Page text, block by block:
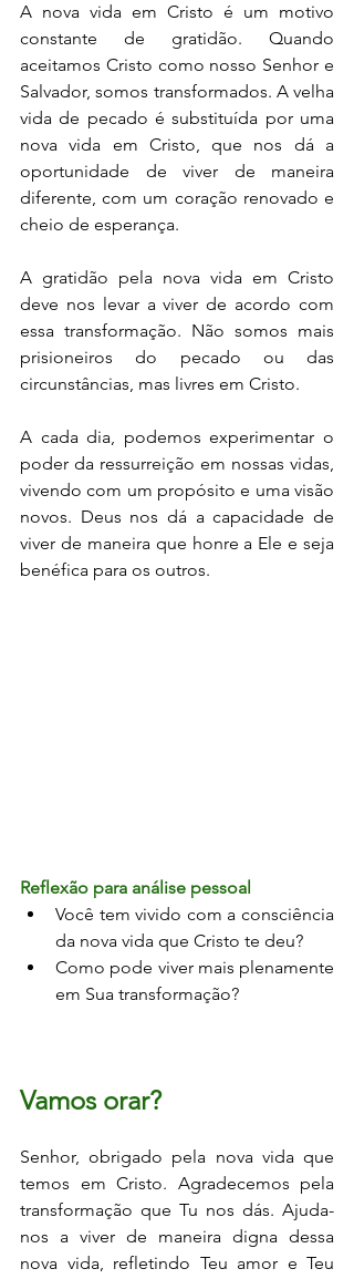
A nova vida em Cristo é um motivo
constante de gratidão. Quando
aceitamos Cristo como nosso Senhor e
Salvador, somos transformados. A velha
vida de pecado é substituída por uma
nova vida em Cristo, que nos dá a
oportunidade de viver de maneira
diferente, com um coração renovado e
cheio de esperança.
A gratidão pela nova vida em Cristo
deve nos levar a viver de acordo com
essa transformação. Não somos mais
prisioneiros do pecado ou das
circunstâncias, mas livres em Cristo.
A cada dia, podemos experimentar o
poder da ressurreição em nossas vidas,
vivendo com um propósito e uma visão
novos. Deus nos dá a capacidade de
viver de maneira que honre a Ele e seja
benéfica para os outros.
Reflexão para análise pessoal
Você tem vivido com a consciência
da nova vida que Cristo te deu?
Como pode viver mais plenamente
em Sua transformação?
Vamos orar?
Senhor, obrigado pela nova vida que
temos em Cristo. Agradecemos pela
transformação que Tu nos dás. Ajuda-
nos a viver de maneira digna dessa
nova vida, refletindo Teu amor e Teu